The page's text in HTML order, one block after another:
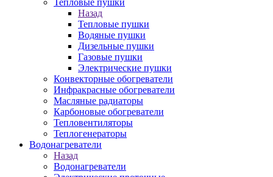
Тепловые пушки
Назад
Тепловые пушки
Водяные пушки
Дизельные пушки
Газовые пушки
Электрические пушки
Конвекторные обогреватели
Инфракрасные обогреватели
Масляные радиаторы
Карбоновые обогреватели
Тепловентиляторы
Теплогенераторы
Водонагреватели
Назад
Водонагреватели